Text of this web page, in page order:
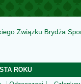
Związku Brydża
ROKU